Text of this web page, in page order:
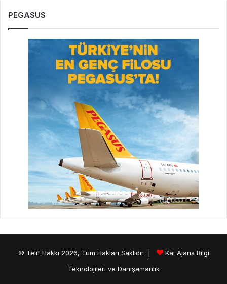
PEGASUS
© Telif Hakkı 2026, Tüm Hakları Saklıdır |
Kai Ajans Bilgi
Teknolojileri ve Danışamanlık